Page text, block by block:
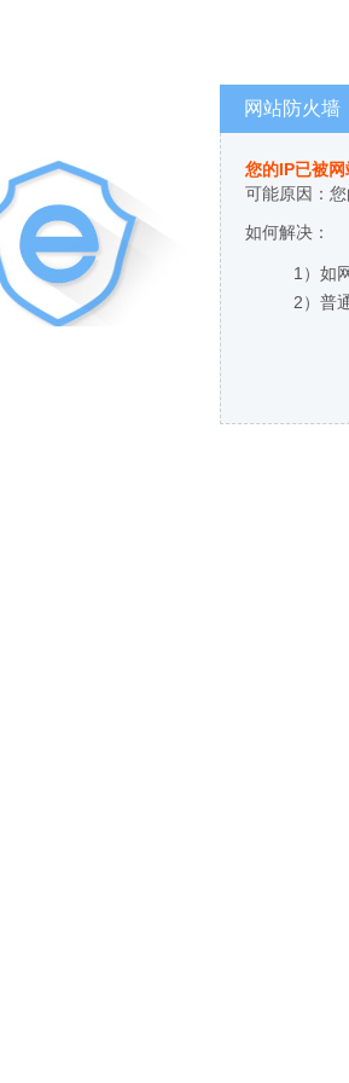
网站防火墙
您的IP已被网
可能原因：
如何解决：
1）如
2）普